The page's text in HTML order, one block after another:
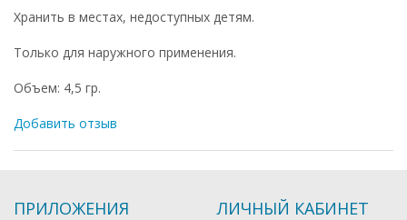
Хранить в местах, недоступных детям.
Только для наружного применения.
Объем: 4,5 гр.
Добавить отзыв
ПРИЛОЖЕНИЯ ЛИЧНЫЙ КАБИНЕТ